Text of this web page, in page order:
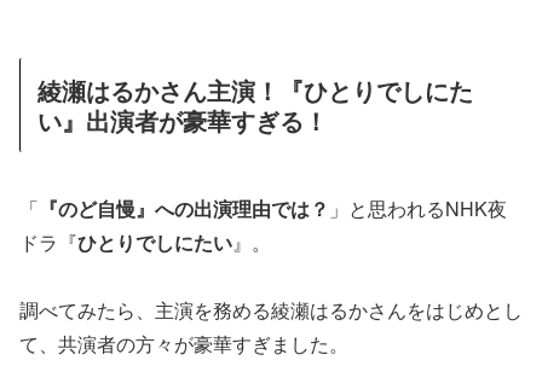
綾瀬はるかさん主演！『ひとりでしにた
い』出演者が豪華すぎる！
「 『のど自慢』への出演理由では？ 」と思われるNHK夜
ドラ『ひとりでしにたい』。
調べてみたら、主演を務める綾瀬はるかさんをはじめとし
て、共演者の方々が豪華すぎました。